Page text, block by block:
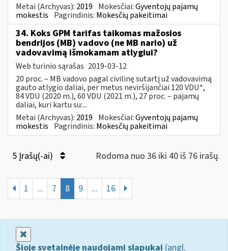
Metai (Archyvas): 2019 Mokesčiai:Gyventojų pajamų
mokestis Pagrindinis: Mokesčių pakeitimai
34. Koks GPM tarifas taikomas mažosios
bendrijos (MB) vadovo (ne MB nario) už
vadovavimą išmokamam atlygiui?
Web turinio sąrašas 2019-03-12
20 proc. – MB vadovo pagal civilinę sutartį už vadovavimą
gauto atlygio daliai, per metus neviršijančiai 120 VDU*,
84 VDU (2020 m.), 60 VDU (2021 m.), 27 proc. – pajamų
daliai, kuri kartu su:...
Metai (Archyvas): 2019 Mokesčiai:Gyventojų pajamų
mokestis Pagrindinis: Mokesčių pakeitimai
5 Įrašų(-ai) Rodoma nuo 36 iki 40 iš 76 irašų.
1 ... 7 8 9 ... 16
Šioje svetainėje naudojami slapukai (angl.